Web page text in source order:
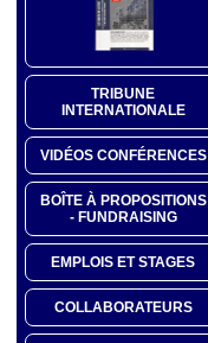
TRIBUNE
INTERNATIONALE
VIDÉOS CONFÉRENCES
BOÎTE À PROPOSITIONS
- FUNDRAISING
EMPLOIS ET STAGES
COLLABORATEURS